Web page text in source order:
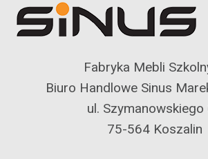
Fabryka Mebli
Biuro Handlowe Sinus
ul. Szymanowskiego
75-564 Koszalin